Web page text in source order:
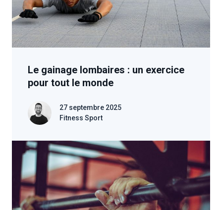
Le gainage lombaires : un exercice
pour tout le monde
27 septembre 2025
Fitness Sport